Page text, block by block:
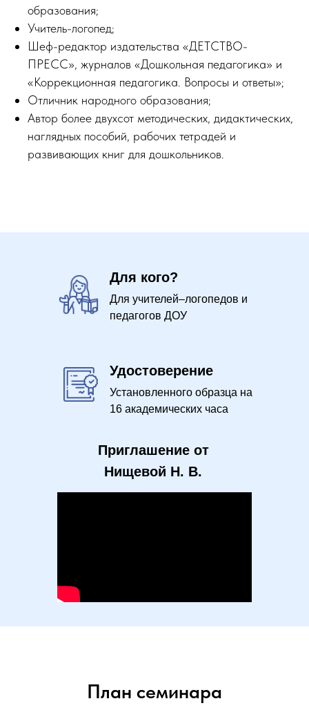
образования;
Учитель-логопед;
Шеф-редактор издательства «ДЕТСТВО-
ПРЕСС», журналов «Дошкольная педагогика» и
«Коррекционная педагогика. Вопросы и ответы»;
Отличник народного образования;
Автор более двухсот методических, дидактических,
наглядных пособий, рабочих тетрадей и
развивающих книг для дошкольников.
Для кого?
Для учителей–логопедов и
педагогов ДОУ
Удостоверение
Установленного образца на
16 академических часа
Приглашение от
Нищевой Н. В.
План семинара